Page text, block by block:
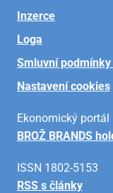
Inzerce
Loga
Smluvní
Nastavení cookies
Ekonomický
BROŽ BRANDS
ISSN 1802-5153
RSS s články